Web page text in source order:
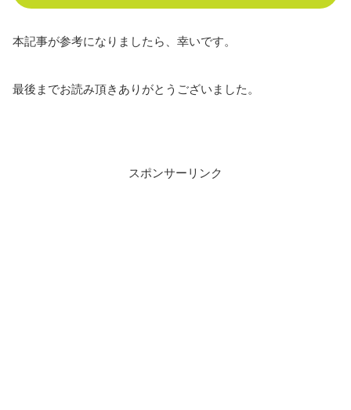
本記事が参考になりましたら、幸いです。
最後までお読み頂きありがとうございました。
スポンサーリンク